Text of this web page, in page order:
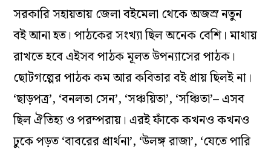
সরকারি সহায়তায় জেলা বইমেলা থেকে অজস্র নতুন
বই আনা হত। পাঠকের সংখ্যা ছিল অনেক বেশি। মাথায়
রাখতে হবে এইসব পাঠক মূলত উপন্যাসের পাঠক।
ছোটগল্পের পাঠক কম আর কবিতার বই প্রায় ছিলই না।
‘ছাড়পত্র’, ‘বনলতা সেন’, ‘সঞ্চয়িতা’, ‘সঞ্চিতা’– এসব
ছিল ঐতিহ্য ও পরম্পরায়। এরই ফাঁকে কখনও কখনও
ঢুকে পড়ত ‘বাবরের প্রার্থনা’, ‘উলঙ্গ রাজা’, ‘যেতে পারি